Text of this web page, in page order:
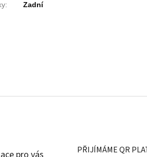
: Zadní
PŘIJÍMÁME QR